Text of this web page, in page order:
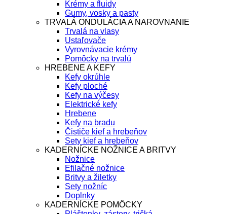
Krémy a fluidy
Gumy, vosky a pasty
TRVALÁ ONDULÁCIA A NAROVNANIE
Trvalá na vlasy
Ustaľovače
Vyrovnávacie krémy
Pomôcky na trvalú
HREBENE A KEFY
Kefy okrúhle
Kefy ploché
Kefy na výčesy
Elektrické kefy
Hrebene
Kefy na bradu
Čističe kief a hrebeňov
Sety kief a hrebeňov
KADERNÍCKE NOŽNICE A BRITVY
Nožnice
Efilačné nožnice
Britvy a žiletky
Sety nožníc
Doplnky
KADERNÍCKE POMÔCKY